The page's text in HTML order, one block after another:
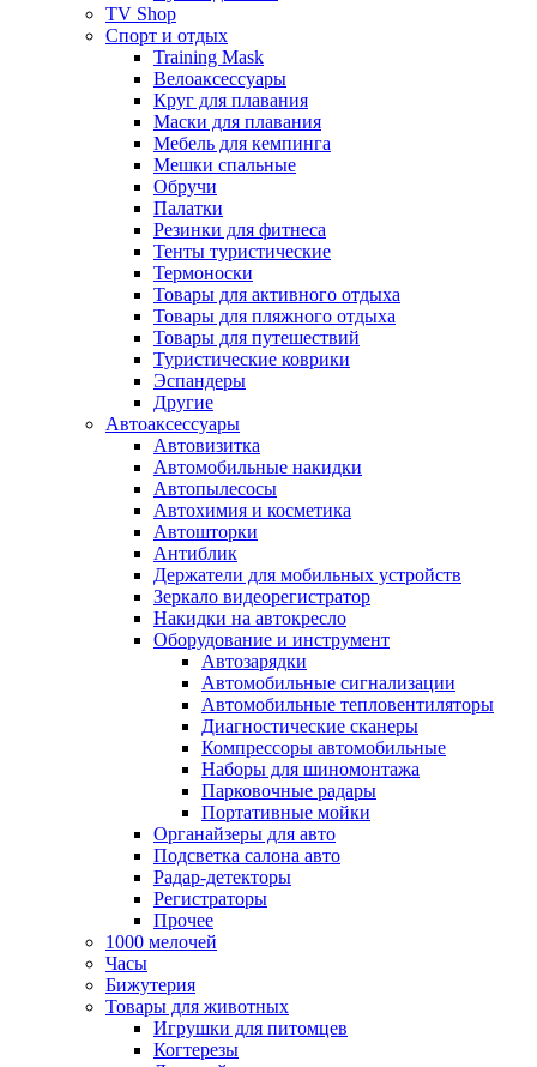
TV Shop
Спорт и отдых
Training Mask
Велоаксессуары
Круг для плавания
Маски для плавания
Мебель для кемпинга
Мешки спальные
Обручи
Палатки
Резинки для фитнеса
Тенты туристические
Термоноски
Товары для активного отдыха
Товары для пляжного отдыха
Товары для путешествий
Туристические коврики
Эспандеры
Другие
Автоаксессуары
Автовизитка
Автомобильные накидки
Автопылесосы
Автохимия и косметика
Автошторки
Антиблик
Держатели для мобильных устройств
Зеркало видеорегистратор
Накидки на автокресло
Оборудование и инструмент
Автозарядки
Автомобильные сигнализации
Автомобильные тепловентиляторы
Диагностические сканеры
Компрессоры автомобильные
Наборы для шиномонтажа
Парковочные радары
Портативные мойки
Органайзеры для авто
Подсветка салона авто
Радар-детекторы
Регистраторы
Прочее
1000 мелочей
Часы
Бижутерия
Товары для животных
Игрушки для питомцев
Когтерезы